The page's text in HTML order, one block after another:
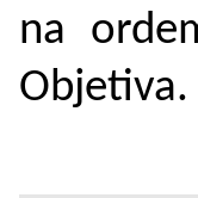
na
Objetiva.